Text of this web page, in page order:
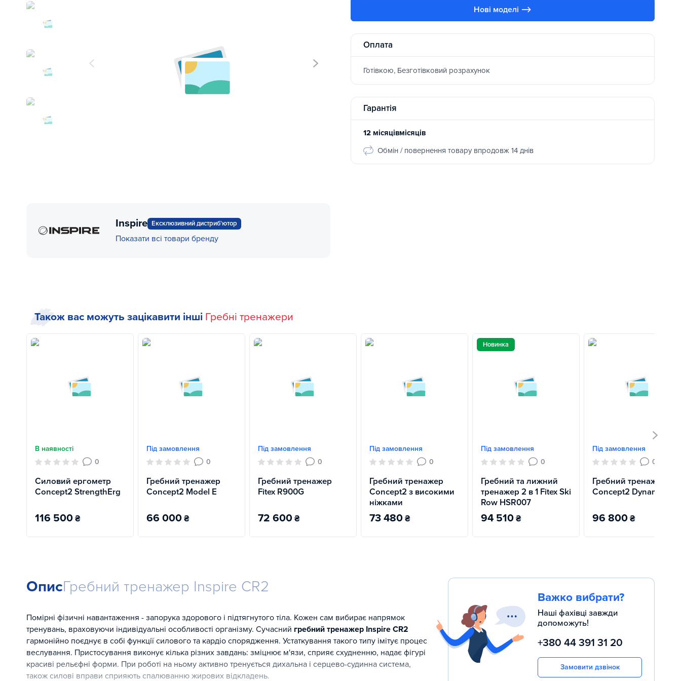
Inspire Ексклюзивний дистриб'ютор
Показати всі товари бренду
Нові моделі ⟶
Оплата
Готівкою, Безготівковий розрахунок
Гарантія
12 місяцівмісяців
Обмін / повернення товару впродовж 14 днів
Також вас можуть зацікавити інші Гребні тренажери
В наявності
0
Силовий ергометр
Concept2 StrengthErg
116 500₴
Під замовлення
0
Гребний тренажер
Concept2 Model E
66 000₴
Під замовлення
0
Гребний тренажер
Fitex R900G
72 600₴
Під замовлення
0
Гребний тренажер
Concept2 з високими
ніжками
73 480₴
Новинка
Під замовлення
0
Гребний та лижний
тренажер 2 в 1 Fitex Ski
Row HSR007
94 510₴
Під замовлення
0
Гребний тренажер
Concept2 Dynamic
96 800₴
ОписГребний тренажер Inspire CR2
Помірні фізичні навантаження - запорука здорового і підтягнутого тіла. Кожен сам вибирає напрямок
тренувань, враховуючи індивідуальні особливості організму. Сучасний гребний тренажер Inspire CR2
гармонійно поєднує в собі функції силового та кардіо спорядження. Устаткування такого типу імітує процес
веслування. Пристосування виконує кілька різних завдань: зміцнює м'язи, сприяє схудненню, надає фігурі
красиві рельєфні форми. При роботі на ньому активно тренується дихальна і серцево-судинна система,
також силові вправи сприяють спалюванню жирових відкладень.
Важко вибрати?
Наші фахівці завжди
допоможуть!
+380 44 391 31 20
Замовити дзвінок